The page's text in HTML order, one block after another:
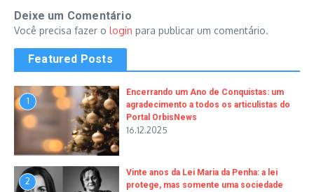
Deixe um Comentário
Você precisa fazer o login para publicar um comentário.
Featured Posts
1
Encerrando um Ano de Conquistas: um
agradecimento a todos os articulistas do
Portal OrbisNews
16.12.2025
2
Vinte anos da Lei Maria da Penha: a lei
protege, mas somente uma sociedade